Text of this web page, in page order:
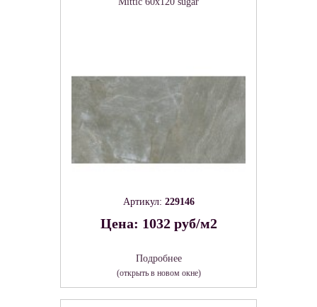
Артикул: 229146
Цена: 1032 руб/м2
Подробнее
(открыть в новом окне)